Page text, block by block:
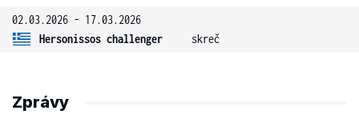
02.03.2026 - 17.03.2026
Hersonissos challenger
skreč
Zprávy